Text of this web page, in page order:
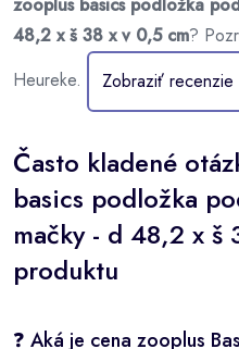
48,2 x š 38 x v 0,5 cm?
Heureke.
Zobraziť recenzie
Často kladené
basics podložka
mačky - d 48,2 x š
produktu
❓ Aká je cena zooplus